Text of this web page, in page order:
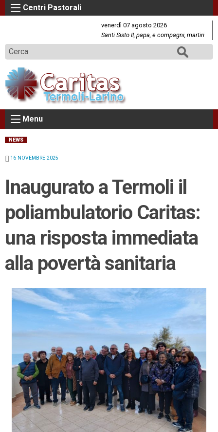
k
t
venerdì 07 agosto 2026
Santi Sisto II, papa, e compagni, martiri
Cerca
Menu
NEWS
16 NOVEMBRE 2025
Inaugurato a Termoli il
poliambulatorio Caritas:
una risposta immediata
alla povertà sanitaria